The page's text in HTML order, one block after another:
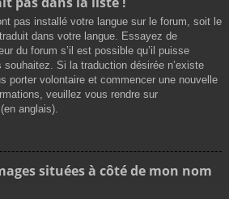
pas installé votre langue sur le forum, soit le
dans votre langue. Essayez de
du forum s’il est possible qu’il puisse
Si la traduction désirée n’existe
porter volontaire et commencer une nouvelle
veuillez vous rendre sur
anglais).
situées à côté de mon nom